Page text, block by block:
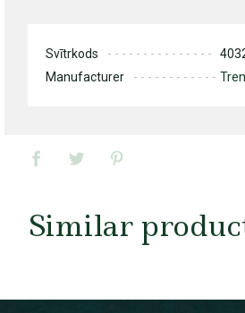
Svītrkods
Manufacturer
Similar